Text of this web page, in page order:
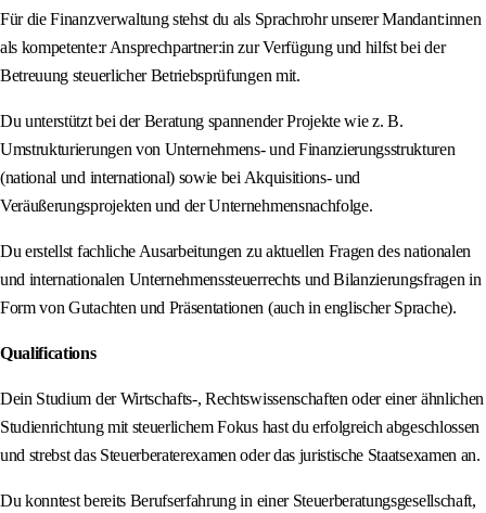
Für die Finanzverwaltung stehst du als Sprachrohr unserer Mandant:innen
als kompetente:r Ansprechpartner:in zur Verfügung und hilfst bei der
Betreuung steuerlicher Betriebsprüfungen mit.
Du unterstützt bei der Beratung spannender Projekte wie z. B.
Umstrukturierungen von Unternehmens- und Finanzierungsstrukturen
(national und international) sowie bei Akquisitions- und
Veräußerungsprojekten und der Unternehmensnachfolge.
Du erstellst fachliche Ausarbeitungen zu aktuellen Fragen des nationalen
und internationalen Unternehmenssteuerrechts und Bilanzierungsfragen in
Form von Gutachten und Präsentationen (auch in englischer Sprache).
Qualifications
Dein Studium der Wirtschafts-, Rechtswissenschaften oder einer ähnlichen
Studienrichtung mit steuerlichem Fokus hast du erfolgreich abgeschlossen
und strebst das Steuerberaterexamen oder das juristische Staatsexamen an.
Du konntest bereits Berufserfahrung in einer Steuerberatungsgesellschaft,